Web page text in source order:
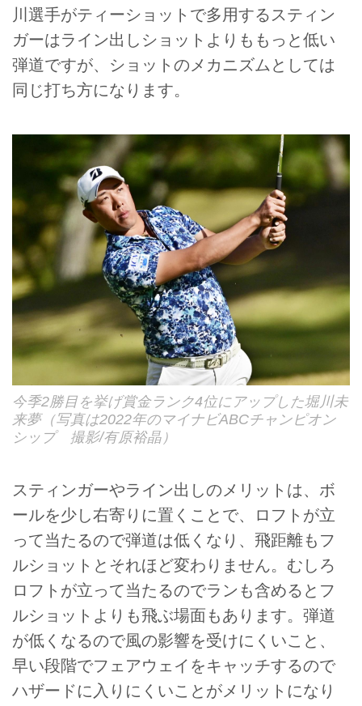
川選手がティーショットで多用するスティン
ガーはライン出しショットよりももっと低い
弾道ですが、ショットのメカニズムとしては
同じ打ち方になります。
今季2勝目を挙げ賞金ランク4位にアップした堀川未
来夢（写真は2022年のマイナビABCチャンピオン
シップ 撮影/有原裕晶）
スティンガーやライン出しのメリットは、ボ
ールを少し右寄りに置くことで、ロフトが立
って当たるので弾道は低くなり、飛距離もフ
ルショットとそれほど変わりません。むしろ
ロフトが立って当たるのでランも含めるとフ
ルショットよりも飛ぶ場面もあります。弾道
が低くなるので風の影響を受けにくいこと、
早い段階でフェアウェイをキャッチするので
ハザードに入りにくいことがメリットになり